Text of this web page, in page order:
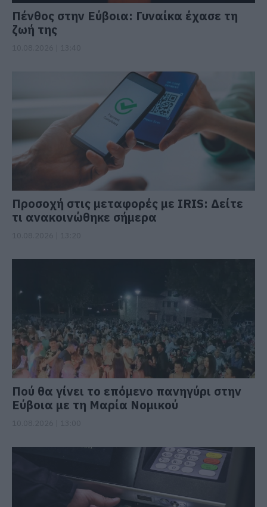
Πένθος στην Εύβοια: Γυναίκα έχασε τη
ζωή της
Προσοχή στις μεταφορές με IRIS: Δείτε
τι ανακοινώθηκε σήμερα
Πού θα γίνει το επόμενο πανηγύρι στην
Εύβοια με τη Μαρία Νομικού